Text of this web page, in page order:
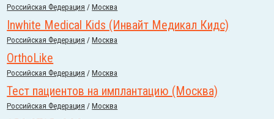
Российcкая Федерация /Москва
Inwhite Medical Kids (Инвайт Медикал Кидс)
Российcкая Федерация /Москва
OrthoLike
Российcкая Федерация /Москва
Тест пациентов на имплантацию (Москва)
Российcкая Федерация /Москва